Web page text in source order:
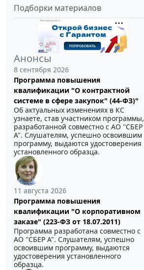
Подборки материалов
Анонсы
8 сентября 2026
Программа повышения
квалификации "О контрактной
системе в сфере закупок" (44-ФЗ)"
Об актуальных изменениях в КС
узнаете, став участником программы,
разработанной совместно с АО ''СБЕР
А". Слушателям, успешно освоившим
программу, выдаются удостоверения
установленного образца.
11 августа 2026
Программа повышения
квалификации "О корпоративном
заказе" (223-ФЗ от 18.07.2011)
Программа разработана совместно с
АО ''СБЕР А". Слушателям, успешно
освоившим программу, выдаются
удостоверения установленного
образца.